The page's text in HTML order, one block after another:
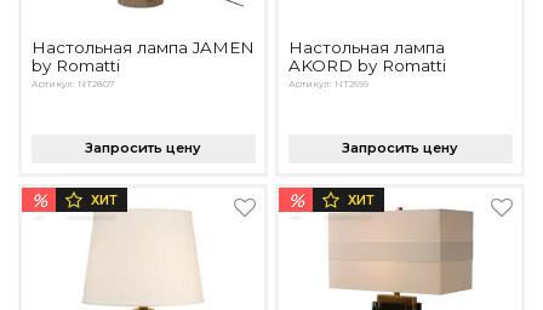
Настольная лампа JAMEN
by Romatti
Артикул: NT2807
Запросить цену
Настольная лампа
AKORD by Romatti
Артикул: NT2699
Запросить цену
% ХИТ % ХИТ